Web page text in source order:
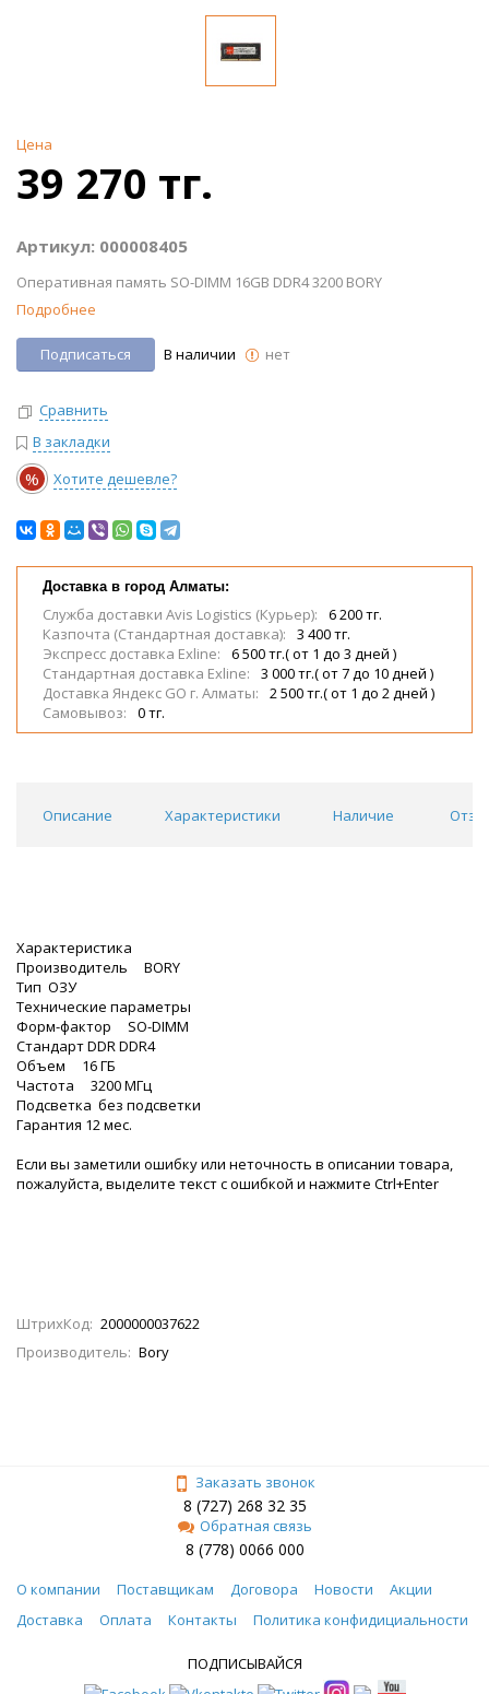
Цена
39 270 тг.
Артикул: 000008405
Оперативная память SO-DIMM 16GB DDR4 3200 BORY
Подробнее
Подписаться В наличии нет
Сравнить
В закладки
% Хотите дешевле?
Доставка в город Алматы:
Служба доставки Avis Logistics (Курьер):
6 200 тг.
Казпочта (Стандартная доставка):
3 400 тг.
Экспресс доставка Exline:
6 500 тг.( от 1 до 3 дней )
Стандартная доставка Exline:
3 000 тг.( от 7 до 10 дней )
Доставка Яндекс GO г. Алматы:
2 500 тг.( от 1 до 2 дней )
Самовывоз:
0 тг.
Описание Характеристики Наличие
Характеристика
Производитель BORY
Тип ОЗУ
Технические параметры
Форм-фактор SO-DIMM
Стандарт DDR DDR4
Объем 16 ГБ
Частота 3200 МГц
Подсветка без подсветки
Гарантия 12 мес.
Если вы заметили ошибку или неточность в описании товара,
пожалуйста, выделите текст с ошибкой и нажмите Ctrl+Enter
ШтрихКод: 2000000037622
Производитель: Bory
Заказать звонок
8 (727) 268 32 35
Обратная связь
8 (778) 0066 000
О компании Поставщикам Договора Новости
Акции
Доставка
Оплата Контакты Политика конфидициальности
ПОДПИСЫВАЙСЯ